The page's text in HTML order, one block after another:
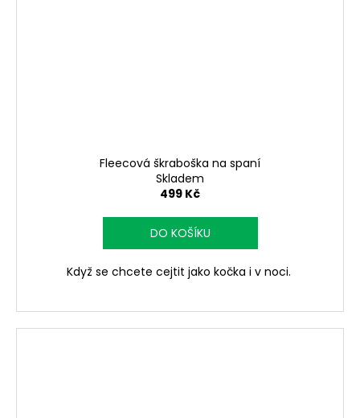
Fleecová škraboška na spaní
Skladem
499 Kč
DO KOŠÍKU
Když se chcete cejtit jako kočka i v noci.